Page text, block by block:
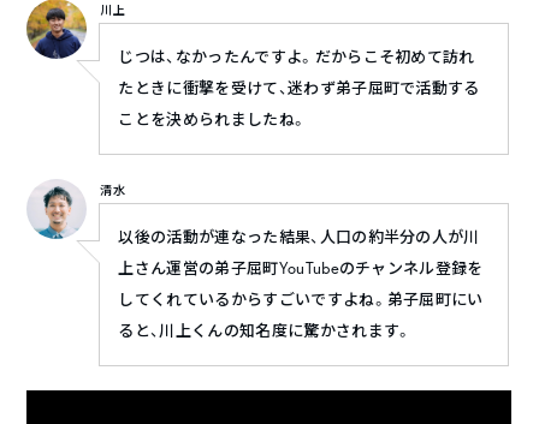
川上
じつは、なかったんですよ。だからこそ初めて訪れ
たときに衝撃を受けて、迷わず弟子屈町で活動する
ことを決められましたね。
清水
以後の活動が連なった結果、人口の約半分の人が川
上さん運営の弟子屈町YouTubeのチャンネル登録を
してくれているからすごいですよね。弟子屈町にい
ると、川上くんの知名度に驚かされます。